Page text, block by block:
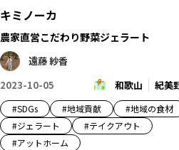
キミノーカ
農家直営こだわり野菜ジェラート
遠藤 紗香
2023-10-05
和歌山 紀美
#SDGs #地域貢献 #地域の食材
#ジェラート #テイクアウト
#アットホーム